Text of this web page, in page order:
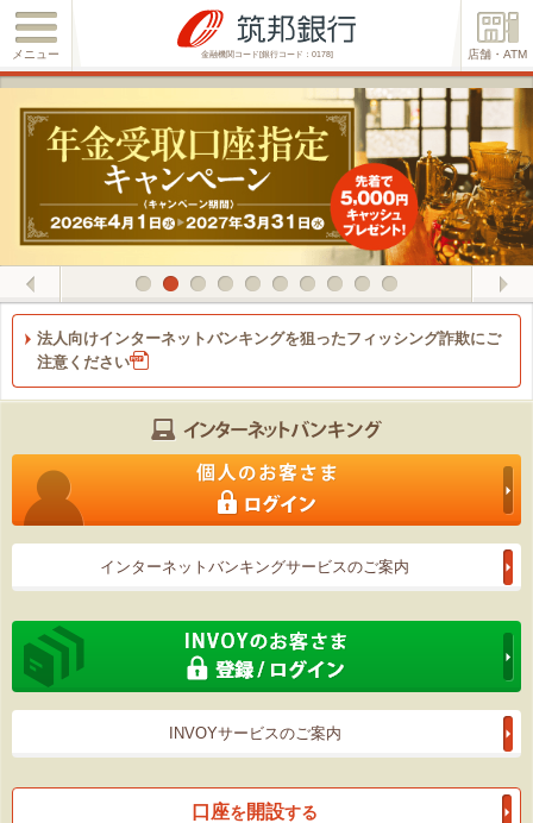
金融機関コード[銀行コード：0178]
メニュー 店舗・ATM
法人向けインターネットバンキングを狙ったフィッシング詐欺にご
注意ください
インターネットバンキングサービスのご案内
INVOYサービスのご案内
口座を開設する